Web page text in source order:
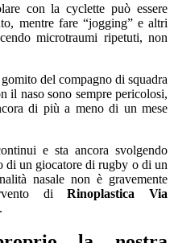
con la cyclette può essere
mentre fare “jogging” e altri
microtraumi ripetuti, non
del compagno di squadra
il naso sono sempre pericolosi,
di più a meno di un mese
e sta ancora svolgendo
di un giocatore di rugby o di un
nasale non è gravemente
diRinoplastica Via